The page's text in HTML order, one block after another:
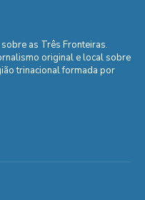
as Três Fronteiras.
original e local sobre
trinacional formada por